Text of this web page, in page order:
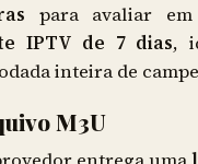
para avaliar
IPTV de 7 dias,
inteira de
M3U